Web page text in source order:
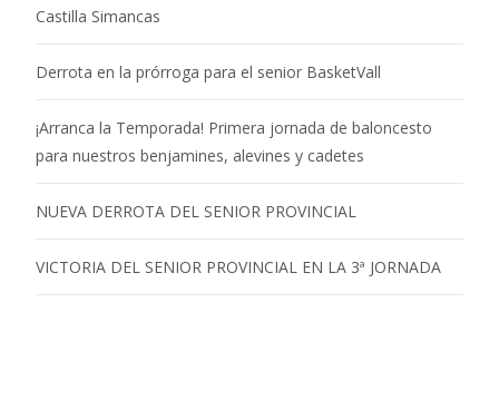
Castilla Simancas
Derrota en la prórroga para el senior BasketVall
¡Arranca la Temporada! Primera jornada de baloncesto
para nuestros benjamines, alevines y cadetes
NUEVA DERROTA DEL SENIOR PROVINCIAL
VICTORIA DEL SENIOR PROVINCIAL EN LA 3ª JORNADA